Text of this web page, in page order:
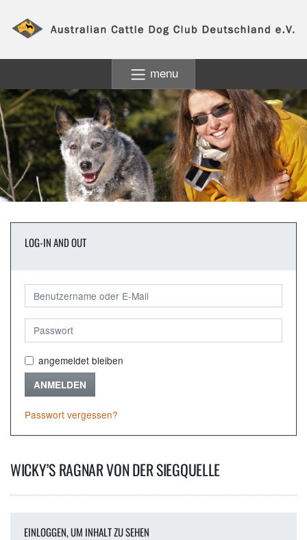
menu
LOG-IN AND OUT
angemeldet bleiben
ANMELDEN
Passwort vergessen?
WICKY’S RAGNAR VON DER SIEGQUELLE
EINLOGGEN, UM INHALT ZU SEHEN